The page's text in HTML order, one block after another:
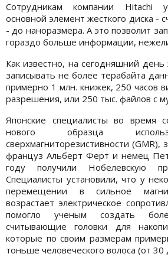
Сотрудникам компании Hitachi
основной элемент жесткого диска -
- до наноразмера. А это позволит
гораздо больше информации,
Как известно, на сегодняшний день
записывать не более терабайта
примерно 1 млн. книжек, 250 часов
разрешения, или 250 тыс. файлов с
Японские специалисты во время
нового образца
сверхмагниторезистивности (GMR),
француз Альберт Ферт и немец
году получили Нобелевскую
Специалисты установили, что у
перемещении в сильное
возрастает электрическое
помогло ученым создать
считывающие головки для
которые по своим размерам
тоньше человеческого волоса (от